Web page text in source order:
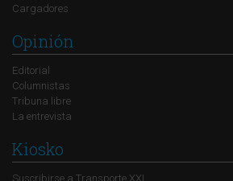
Cargadores
Opinión
Editorial
Columnistas
Tribuna libre
La entrevista
Kiosko
Suscribirse a Transporte XXI